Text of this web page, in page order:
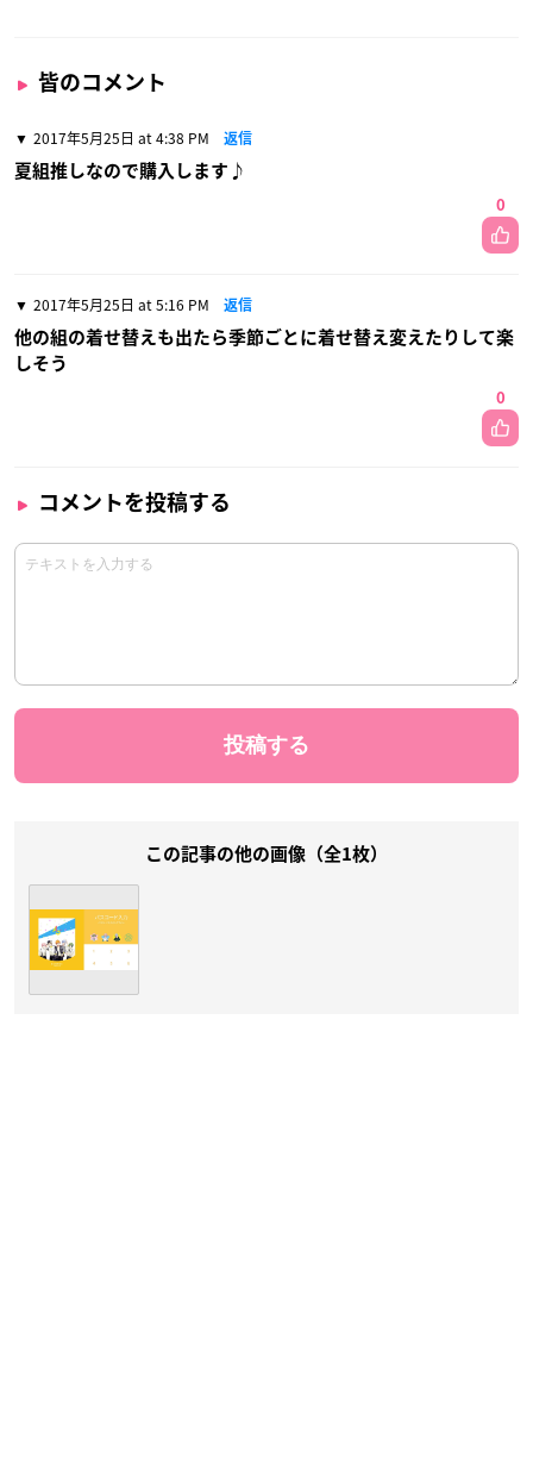
皆のコメント
2017年5月25日 at 4:38 PM 返信
夏組推しなので購入します♪
0
2017年5月25日 at 5:16 PM 返信
他の組の着せ替えも出たら季節ごとに着せ替え変えたりして楽
しそう
0
コメントを投稿する
この記事の他の画像（全1枚）